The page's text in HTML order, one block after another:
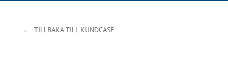
← TILLBAKA TILL KUNDCASE